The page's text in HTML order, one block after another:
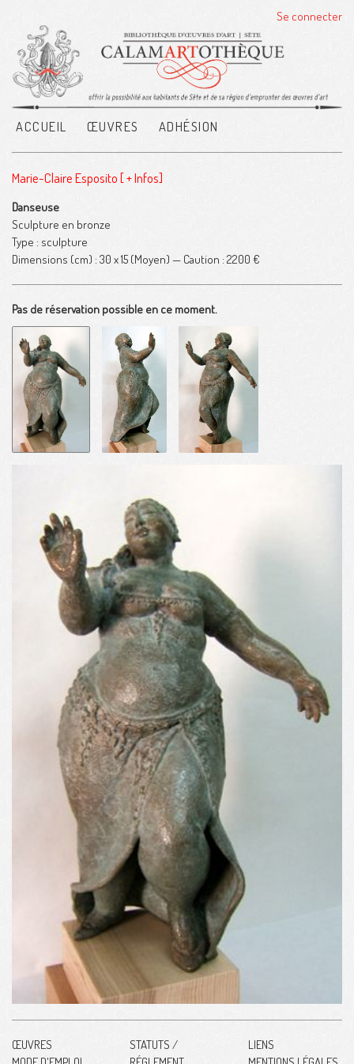
Se connecter
ACCUEIL ŒUVRES ADHÉSION
Marie-Claire Esposito[ + Infos]
Danseuse
Sculpture en bronze
Type : sculpture
Dimensions (cm) : 30 x 15 (Moyen) — Caution : 2200 €
Pas de réservation possible en ce moment.
ŒUVRES
STATUTS /
LIENS